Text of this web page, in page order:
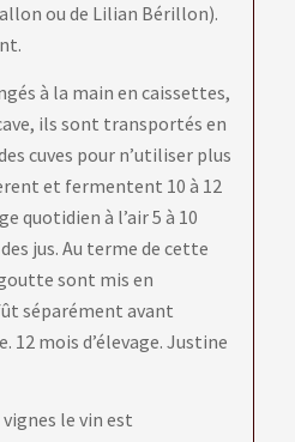
ou de Lilian Bérillon).
à la main en caissettes,
ils sont transportés en
cuves pour n’utiliser plus
et fermentent 10 à 12
quotidien à l’air 5 à 10
jus. Au terme de cette
sont mis en
séparément avant
12 mois d’élevage. Justine
le vin est